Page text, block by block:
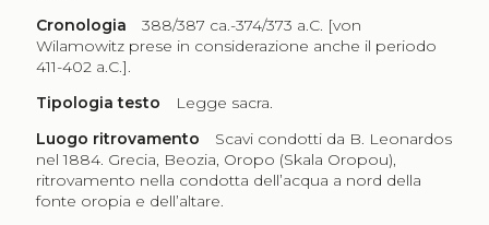
Cronologia 388/387 ca.-374/373 a.C. [von
Wilamowitz prese in considerazione anche il periodo
411-402 a.C.].
Tipologia testo Legge sacra.
Luogo ritrovamento Scavi condotti da B. Leonardos
nel 1884. Grecia, Beozia, Oropo (Skala Oropou),
ritrovamento nella condotta dell’acqua a nord della
fonte oropia e dell’altare.